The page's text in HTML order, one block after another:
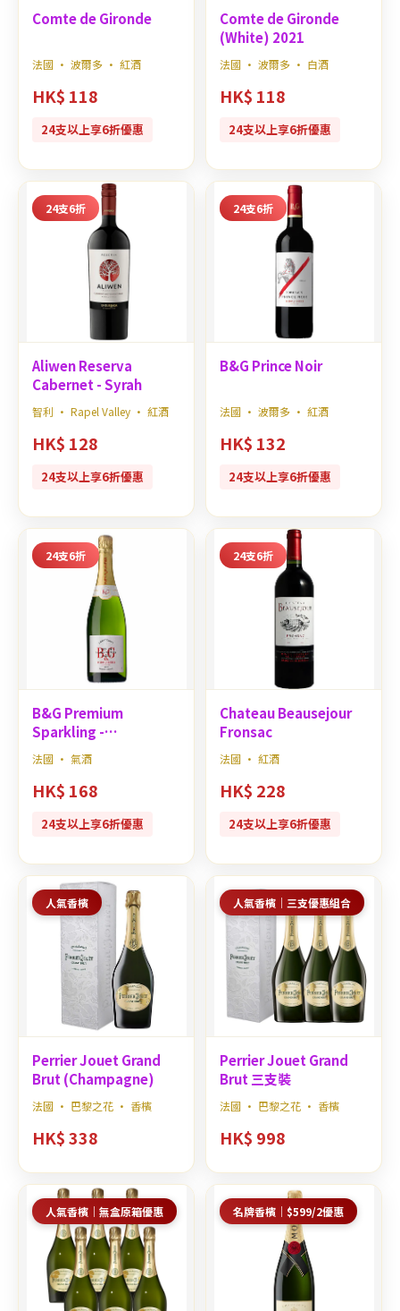
Comte de Gironde
法國 · 波爾多 · 紅酒
HK$ 118
24支以上享6折優惠
Comte de Gironde
(White) 2021
法國 · 波爾多 · 白酒
HK$ 118
24支以上享6折優惠
24支6折
Aliwen Reserva
Cabernet - Syrah
智利 · Rapel Valley · 紅酒
HK$ 128
24支以上享6折優惠
24支6折
B&G Prince Noir
法國 · 波爾多 · 紅酒
HK$ 132
24支以上享6折優惠
24支6折
B&G Premium
Sparkling -
Chardonnay
法國 · 氣酒
HK$ 168
24支以上享6折優惠
24支6折
Chateau Beausejour
Fronsac
法國 · 紅酒
HK$ 228
24支以上享6折優惠
人氣香檳
Perrier Jouet Grand
Brut (Champagne)
法國 · 巴黎之花 · 香檳
HK$ 338
人氣香檳｜三支優惠組合
Perrier Jouet Grand
Brut 三支裝
法國 · 巴黎之花 · 香檳
HK$ 998
人氣香檳｜無盒原箱優惠 名牌香檳｜$599/2優惠